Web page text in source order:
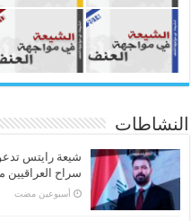
النشاطات
شيعة رايتس
سراح
‏أسبوعين مضت